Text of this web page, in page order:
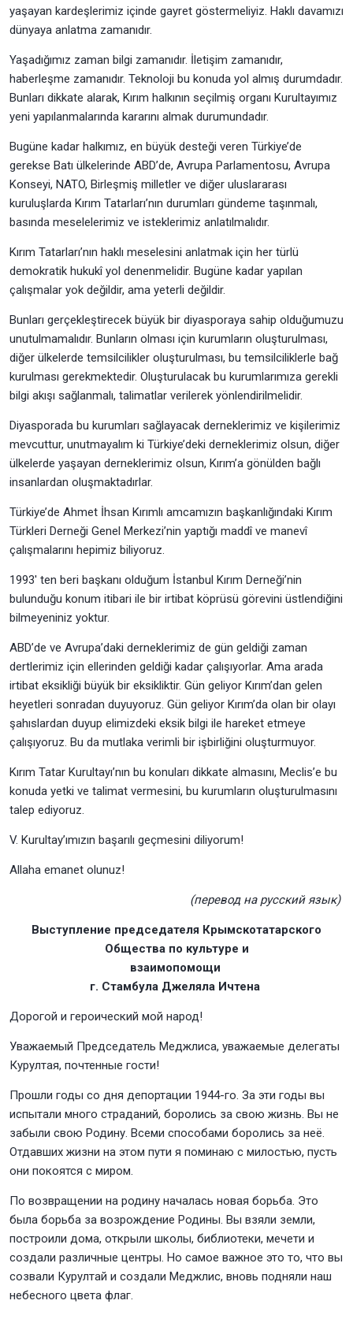
yaşayan kardeşlerimiz içinde gayret göstermeliyiz. Haklı davamızı
dünyaya anlatma zamanıdır.
Yaşadığımız zaman bilgi zamanıdır. İletişim zamanıdır,
haberleşme zamanıdır. Teknoloji bu konuda yol almış durumdadır.
Bunları dikkate alarak, Kırım halkının seçilmiş organı Kurultayımız
yeni yapılanmalarında kararını almak durumundadır.
Bugüne kadar halkımız, en büyük desteği veren Türkiye’de
gerekse Batı ülkelerinde ABD’de, Avrupa Parlamentosu, Avrupa
Konseyi, NATO, Birleşmiş milletler ve diğer uluslararası
kuruluşlarda Kırım Tatarları’nın durumları gündeme taşınmalı,
basında meselelerimiz ve isteklerimiz anlatılmalıdır.
Kırım Tatarları’nın haklı meselesini anlatmak için her türlü
demokratik hukukî yol denenmelidir. Bugüne kadar yapılan
çalışmalar yok değildir, ama yeterli değildir.
Bunları gerçekleştirecek büyük bir diyasporaya sahip olduğumuzu
unutulmamalıdır. Bunların olması için kurumların oluşturulması,
diğer ülkelerde temsilcilikler oluşturulması, bu temsilciliklerle bağ
kurulması gerekmektedir. Oluşturulacak bu kurumlarımıza gerekli
bilgi akışı sağlanmalı, talimatlar verilerek yönlendirilmelidir.
Diyasporada bu kurumları sağlayacak derneklerimiz ve kişilerimiz
mevcuttur, unutmayalım ki Türkiye’deki derneklerimiz olsun, diğer
ülkelerde yaşayan derneklerimiz olsun, Kırım’a gönülden bağlı
insanlardan oluşmaktadırlar.
Türkiye’de Ahmet İhsan Kırımlı amcamızın başkanlığındaki Kırım
Türkleri Derneği Genel Merkezi’nin yaptığı maddî ve manevî
çalışmalarını hepimiz biliyoruz.
1993′ ten beri başkanı olduğum İstanbul Kırım Derneği’nin
bulunduğu konum itibari ile bir irtibat köprüsü görevini üstlendiğini
bilmeyeniniz yoktur.
ABD’de ve Avrupa’daki derneklerimiz de gün geldiği zaman
dertlerimiz için ellerinden geldiği kadar çalışıyorlar. Ama arada
irtibat eksikliği büyük bir eksikliktir. Gün geliyor Kırım’dan gelen
heyetleri sonradan duyuyoruz. Gün geliyor Kırım’da olan bir olayı
şahıslardan duyup elimizdeki eksik bilgi ile hareket etmeye
çalışıyoruz. Bu da mutlaka verimli bir işbirliğini oluşturmuyor.
Kırım Tatar Kurultayı’nın bu konuları dikkate almasını, Meclis’e bu
konuda yetki ve talimat vermesini, bu kurumların oluşturulmasını
talep ediyoruz.
V. Kurultay’ımızın başarılı geçmesini diliyorum!
Allaha emanet olunuz!
(перевод на русский язык)
Выступление председателя Крымскотатарского
Общества по культуре и
взаимопомощи
г. Стамбула Джеляла Ичтена
Дорогой и героический мой народ!
Уважаемый Председатель Меджлиса, уважаемые делегаты
Курултая, почтенные гости!
Прошли годы со дня депортации 1944-го. За эти годы вы
испытали много страданий, боролись за свою жизнь. Вы не
забыли свою Родину. Всеми способами боролись за неё.
Отдавших жизни на этом пути я поминаю с милостью, пусть
они покоятся с миром.
По возвращении на родину началась новая борьба. Это
была борьба за возрождение Родины. Вы взяли земли,
построили дома, открыли школы, библиотеки, мечети и
создали различные центры. Но самое важное это то, что вы
созвали Курултай и создали Меджлис, вновь подняли наш
небесного цвета флаг.